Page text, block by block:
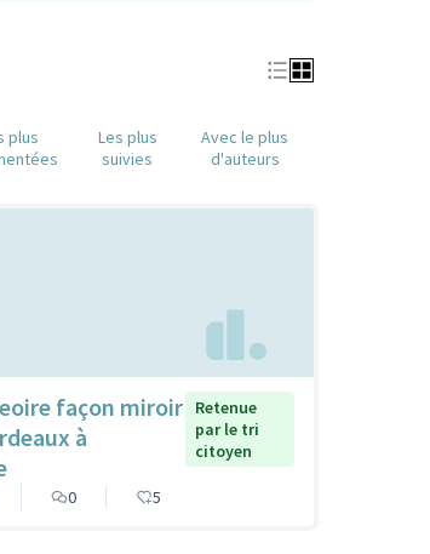
plus
Les plus
suivies
Avec le plus
d'auteurs
façon miroir
à
Retenue
par le tri
citoyen
0 5